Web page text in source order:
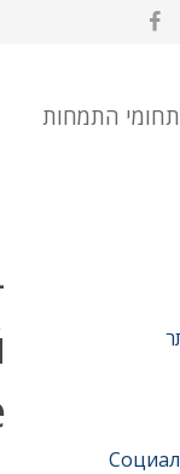
תחומי התמחות